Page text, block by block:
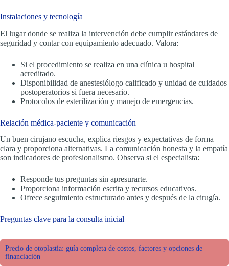
Instalaciones y tecnología
El lugar donde se realiza la intervención debe cumplir estándares de
seguridad y contar con equipamiento adecuado. Valora:
Si el procedimiento se realiza en una clínica u hospital
acreditado.
Disponibilidad de anestesiólogo calificado y unidad de cuidados
postoperatorios si fuera necesario.
Protocolos de esterilización y manejo de emergencias.
Relación médica-paciente y comunicación
Un buen cirujano escucha, explica riesgos y expectativas de forma
clara y proporciona alternativas. La comunicación honesta y la empatía
son indicadores de profesionalismo. Observa si el especialista:
Responde tus preguntas sin apresurarte.
Proporciona información escrita y recursos educativos.
Ofrece seguimiento estructurado antes y después de la cirugía.
Preguntas clave para la consulta inicial
Precio de otoplastia: guía completa de costos, factores y opciones de
financiación